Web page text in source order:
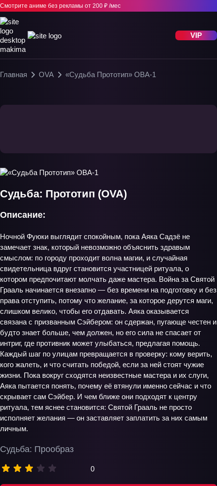
Смотрите аниме без рекламы от 200 ₽ /мес
VIP
Главная OVA «Судьба Прототип» ОВА-1
Судьба: Прототип (OVA)
Судьба: Прообраз
0
Описание:
Ночной Фуюки выглядит спокойным, пока Аяка Садзё не
замечает знак, который невозможно объяснить здравым
смыслом: по городу проходит волна магии, и случайная
свидетельница вдруг становится участницей ритуала, о
котором предпочитают молчать даже мастера. Война за Святой
Грааль начинается внезапно — без времени на подготовку и без
права отступить, потому что желание, за которое дерутся маги,
слишком велико, чтобы его отдавать. Аяка оказывается
связана с призванным Сэйбером: он сдержан, пугающе честен и
будто знает больше, чем должен, но его сила не спасает от
интриг, где противник может улыбаться, предлагая помощь.
Каждый шаг по улицам превращается в проверку: кому верить,
кого жалеть, и что считать победой, если за ней стоят чужие
жизни. Пока вокруг сходятся неизвестные мастера и их слуги,
Аяка пытается понять, почему её втянули именно сейчас и что
скрывает сам Сэйбер. И чем ближе они подходят к центру
ритуала, тем яснее становится: Святой Грааль не просто
исполняет желания — он заставляет заплатить за них самым
личным.